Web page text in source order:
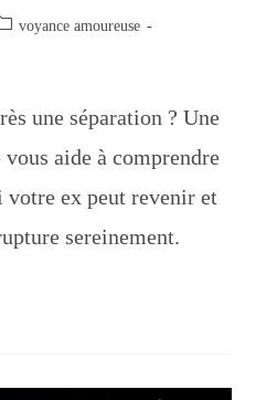
Postvoyance amoureuse
une séparation ? Une
aide à comprendre
ex peut revenir et
sereinement.